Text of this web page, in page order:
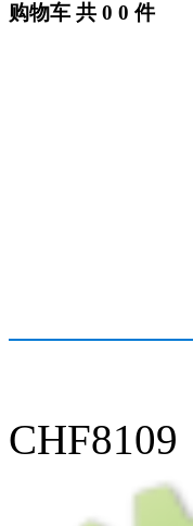
购物车 共 0 0 件
CHF8109